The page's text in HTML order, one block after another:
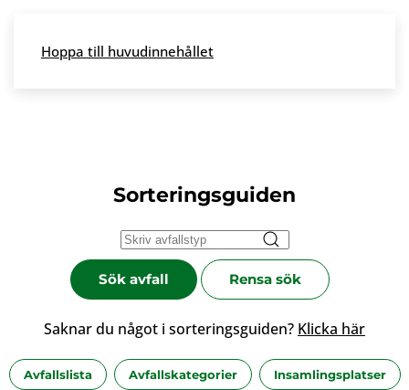
Skip to main content
Hoppa till huvudinnehållet
Sorteringsguiden
Sök avfall Rensa sök
Saknar du något i sorteringsguiden? Klicka här
Avfallslista Avfallskategorier Insamlingsplatser